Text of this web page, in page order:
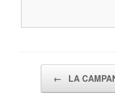
← LA